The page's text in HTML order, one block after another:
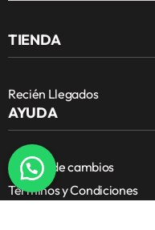
TIENDA
Recién Llegados
AYUDA
Política de cambios
Términos y Condiciones